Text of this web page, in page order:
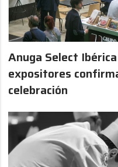
Anuga Select
expositores
celebración